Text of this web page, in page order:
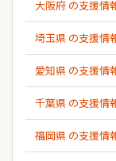
大阪府 の支援情
埼玉県 の支援情
愛知県 の支援情
千葉県 の支援情
福岡県 の支援情